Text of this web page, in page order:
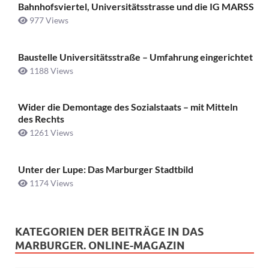
Bahnhofsviertel, Universitätsstrasse und die IG MARSS
977 Views
Baustelle Universitätsstraße ­– Umfahrung eingerichtet
1188 Views
Wider die Demontage des Sozialstaats – mit Mitteln
des Rechts
1261 Views
Unter der Lupe: Das Marburger Stadtbild
1174 Views
KATEGORIEN DER BEITRÄGE IN DAS
MARBURGER. ONLINE-MAGAZIN